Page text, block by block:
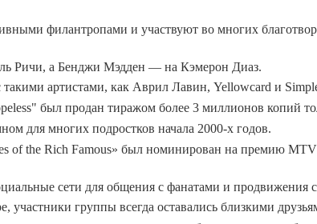
филантропами и участвуют во многих
Ричи, а Бенджи Мэдден — на Кэмерон Диаз.
такими артистами, как Аврил Лавин, Yellowcard и
был продан тиражом более 3 миллионов копий
для многих подростков начала 2000-х годов.
of the Rich Famous» был номинирован на премию
сети для общения с фанатами и продвижения
участники группы всегда оставались близкими